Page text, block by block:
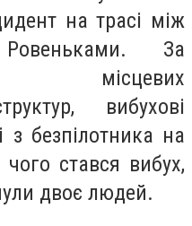
на трасі між
За
місцевих
вибухові
з безпілотника на
чого стався вибух,
двоє людей.